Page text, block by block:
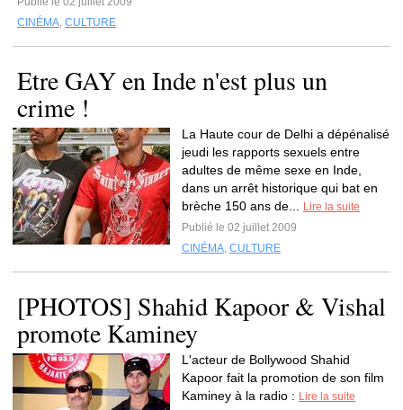
CINÉMA, CULTURE
Etre GAY en Inde n'est plus un
crime !
La Haute cour de Delhi a dépénalisé
jeudi les rapports sexuels entre
adultes de même sexe en Inde,
dans un arrêt historique qui bat en
brèche 150 ans de...
Lire la suite
Publié le 02 juillet 2009
CINÉMA, CULTURE
[PHOTOS] Shahid Kapoor & Vishal
promote Kaminey
L'acteur de Bollywood Shahid
Kapoor fait la promotion de son film
Kaminey à la radio : Lire la suite